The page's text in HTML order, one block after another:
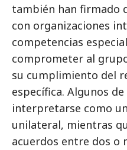
también han firmado
con organizaciones
competencias
comprometer al
su cumplimiento del
específica. Algunos
interpretarse como
unilateral, mientras
acuerdos entre dos o